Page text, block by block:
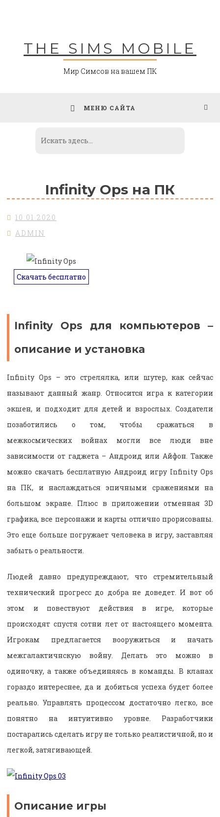
THE SIMS MOBILE
Мир Симсов на вашем ПК
МЕНЮ САЙТА
Infinity Ops на ПК
10.01.2020
ADMIN
Скачать бесплатно
Infinity Ops для компьютеров –
описание и установка
Infinity Ops – это стрелялка, или шутер, как сейчас
называют данный жанр. Относится игра к категории
экшен, и подходит для детей и взрослых. Создатели
позаботились о том, чтобы сражаться в
межкосмических войнах могли все люди вне
зависимости от гаджета – Андроид или Айфон. Также
можно скачать бесплатную Андроид игру Infinity Ops
на ПК, и наслаждаться эпичными сражениями на
большом экране. Плюс в приложении отменная 3D
графика, все персонажи и карты отлично прорисованы.
Это еще больше погружает человека в игру, заставляя
забыть о реальности.
Людей давно предупреждают, что стремительный
технический прогресс до добра не доведет. И вот об
этом и повествуют действия в игре, которые
происходят спустя сотни лет от настоящего момента.
Игрокам предлагается вооружиться и начать
межгалактичнскую войну. Делать это можно в
одиночку, а также объединяясь в команды. В кланах
гораздо интереснее, да и добиться успеха будет более
реально. Управлять процессом достаточно легко, все
понятно на интуитивно уровне. Разработчики
постарались сделать игру не только реалистичной, но и
легкой, затягивающей.
Описание игры